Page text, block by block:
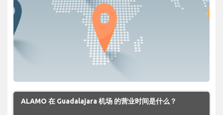
ALAMO 在 Guadalajara 机场 的营业时间是什么？